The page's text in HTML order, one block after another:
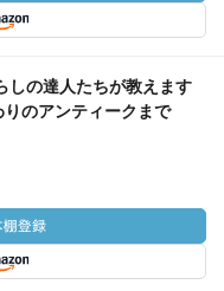
しの達人たちが教えます
のアンティークまで